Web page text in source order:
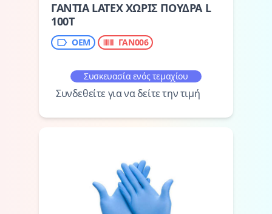
ΓΑΝΤΙΑ LATEX ΧΩΡΙΣ ΠΟΥΔΡΑ L
100Τ
OEM ΓΑΝ006
Συσκευασία ενός τεμαχίου
Συνδεθείτε για να δείτε την τιμή